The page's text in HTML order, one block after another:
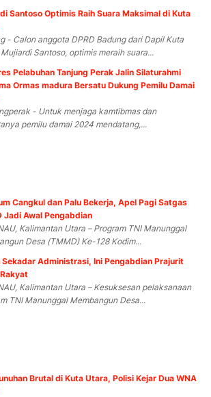
Santoso Optimis Raih Suara Maksimal di Kuta
- Calon anggota DPRD Badung dari Dapil Kuta
Santoso, optimis meraih suara...
Pelabuhan Tanjung Perak Jalin Silaturahmi
Ormas madura Bersatu Dukung Pemilu Damai
- Untuk menjaga kamtibmas dan
pemilu damai 2024 mendatang,...
Cangkul dan Palu Bekerja, Apel Pagi Satgas
Jadi Awal Pengabdian
Kalimantan Utara – Program TNI Manunggal
Desa (TMMD) Ke-128 Kodim...
Sekadar Administrasi, Ini Pengabdian Prajurit
Kalimantan Utara – Kesuksesan pelaksanaan
TNI Manunggal Membangun Desa...
Brutal di Kuta Utara, Polisi Kejar Dua WNA